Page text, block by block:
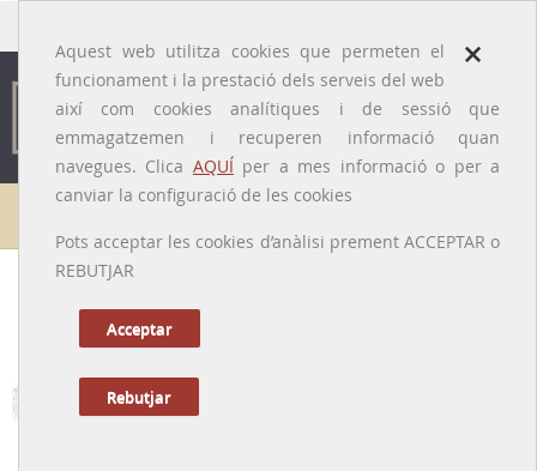
×
Aquest web utilitza cookies que permeten el
funcionament i la prestació dels serveis del web
així com cookies analítiques i de sessió que
emmagatzemen i recuperen informació quan
navegues. Clica AQUÍper a mes informació o per a
canviar la configuració de les cookies
Pots acceptar les cookies d’anàlisi prement ACCEPTAR o
REBUTJAR
Acceptar
Rebutjar
Galeria de metges
[Santiago de Cuba, 23/11/1856 - Begur, 15/12/1906]